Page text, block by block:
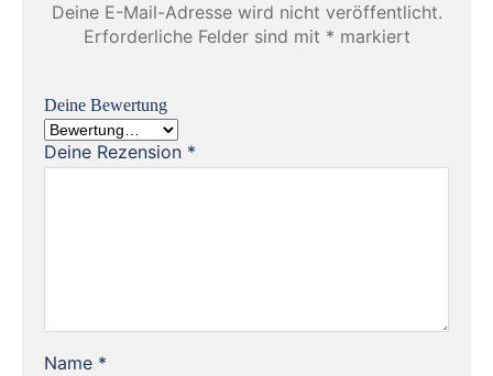
Deine E-Mail-Adresse wird nicht veröffentlicht.
Erforderliche Felder sind mit * markiert
Deine Bewertung
Deine Rezension *
Name *